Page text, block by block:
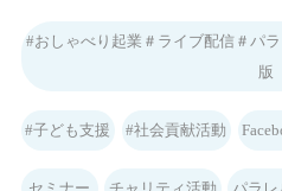
#おしゃべり起業＃ライブ配信＃パ
版
#子ども支援 #社会貢献活動